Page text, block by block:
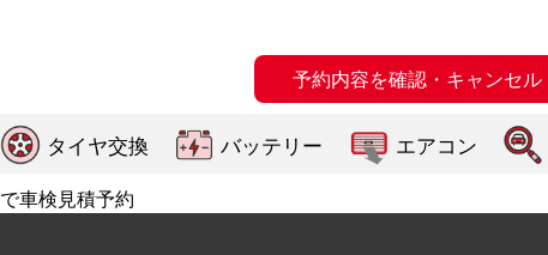
予約内容を確認・キャンセル
タイヤ交換 バッテリー エアコン
車検見積予約